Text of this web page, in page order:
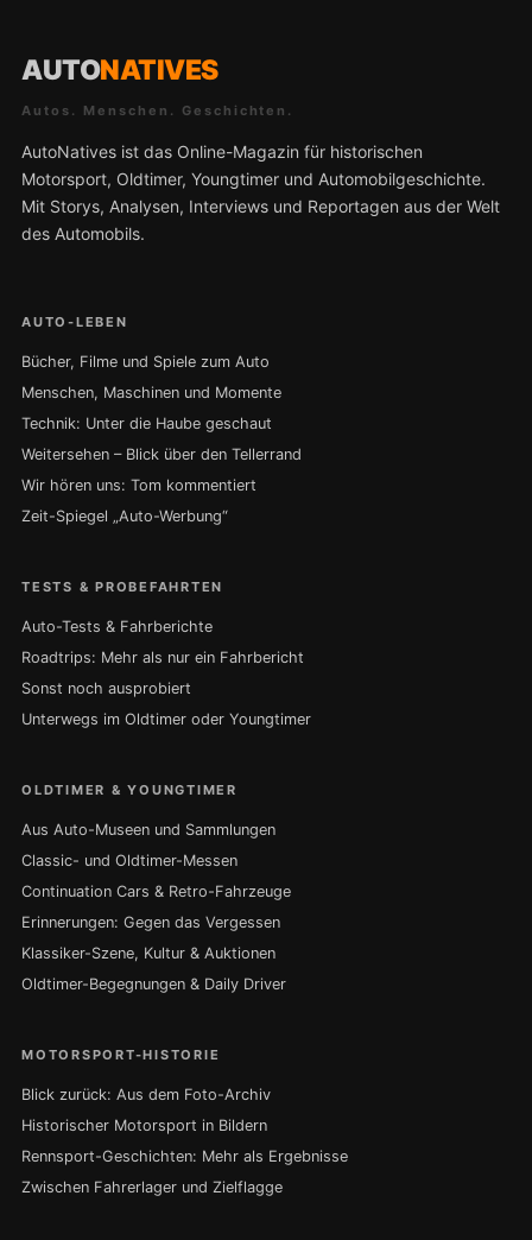
AUTONATIVES
Autos. Menschen. Geschichten.
AutoNatives ist das Online-Magazin für historischen
Motorsport, Oldtimer, Youngtimer und Automobilgeschichte.
Mit Storys, Analysen, Interviews und Reportagen aus der Welt
des Automobils.
AUTO-LEBEN
Bücher, Filme und Spiele zum Auto
Menschen, Maschinen und Momente
Technik: Unter die Haube geschaut
Weitersehen – Blick über den Tellerrand
Wir hören uns: Tom kommentiert
Zeit-Spiegel „Auto-Werbung“
TESTS & PROBEFAHRTEN
Auto-Tests & Fahrberichte
Roadtrips: Mehr als nur ein Fahrbericht
Sonst noch ausprobiert
Unterwegs im Oldtimer oder Youngtimer
OLDTIMER & YOUNGTIMER
Aus Auto-Museen und Sammlungen
Classic- und Oldtimer-Messen
Continuation Cars & Retro-Fahrzeuge
Erinnerungen: Gegen das Vergessen
Klassiker-Szene, Kultur & Auktionen
Oldtimer-Begegnungen & Daily Driver
MOTORSPORT-HISTORIE
Blick zurück: Aus dem Foto-Archiv
Historischer Motorsport in Bildern
Rennsport-Geschichten: Mehr als Ergebnisse
Zwischen Fahrerlager und Zielflagge